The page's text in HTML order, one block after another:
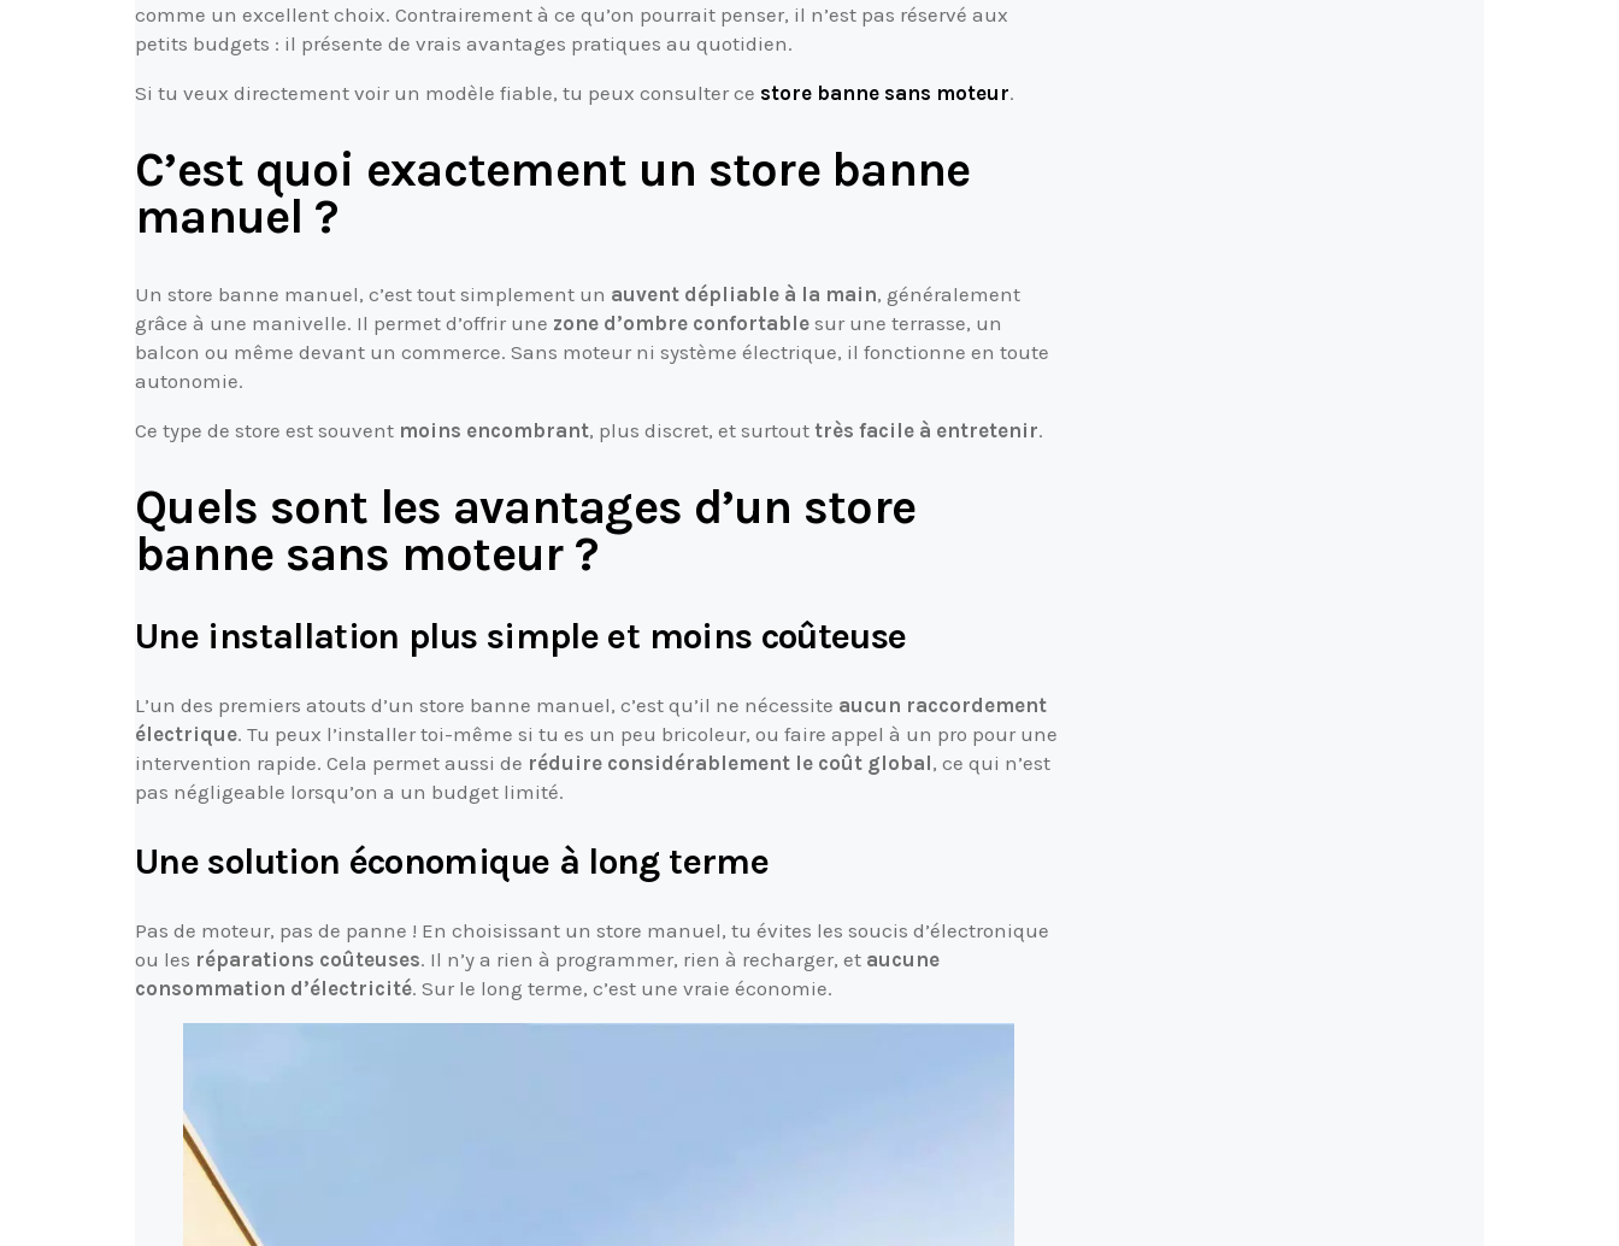
comme un excellent choix. Contrairement à ce qu’on pourrait penser, il n’est pas réservé aux
petits budgets : il présente de vrais avantages pratiques au quotidien.
Si tu veux directement voir un modèle fiable, tu peux consulter ce store banne sans moteur.
C’est quoi exactement un store banne
manuel ?
Un store banne manuel, c’est tout simplement un auvent dépliable à la main, généralement
grâce à une manivelle. Il permet d’offrir une zone d’ombre confortable sur une terrasse, un
balcon ou même devant un commerce. Sans moteur ni système électrique, il fonctionne en toute
autonomie.
Ce type de store est souvent moins encombrant, plus discret, et surtout très facile à entretenir.
Quels sont les avantages d’un store
banne sans moteur ?
Une installation plus simple et moins coûteuse
L’un des premiers atouts d’un store banne manuel, c’est qu’il ne nécessite aucun raccordement
électrique. Tu peux l’installer toi-même si tu es un peu bricoleur, ou faire appel à un pro pour une
intervention rapide. Cela permet aussi de réduire considérablement le coût global, ce qui n’est
pas négligeable lorsqu’on a un budget limité.
Une solution économique à long terme
Pas de moteur, pas de panne ! En choisissant un store manuel, tu évites les soucis d’électronique
ou les réparations coûteuses. Il n’y a rien à programmer, rien à recharger, et aucune
consommation d’électricité. Sur le long terme, c’est une vraie économie.